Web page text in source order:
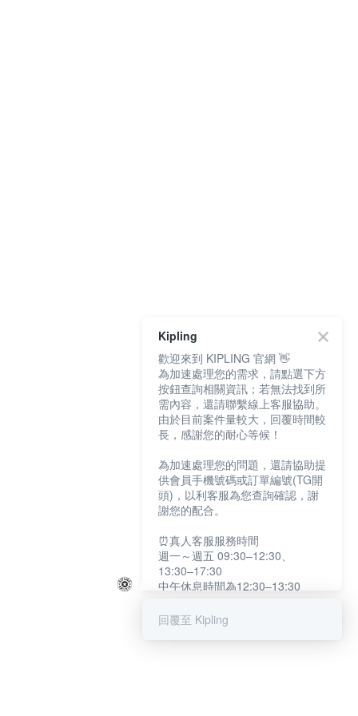
Kipling
歡迎來到 KIPLING 官網 👋
為加速處理您的需求，請點選下方
按鈕查詢相關資訊；若無法找到所
需內容，還請聯繫線上客服協助。
由於目前案件量較大，回覆時間較
長，感謝您的耐心等候！
為加速處理您的問題，還請協助提
供會員手機號碼或訂單編號(TG開
頭)，以利客服為您查詢確認，謝
謝您的配合。
⏰真人客服服務時間
週一～週五 09:30–12:30、
13:30–17:30
中午休息時間為12:30–13:30
提醒您：系統會自動已讀訊息，如
回覆至 Kipling